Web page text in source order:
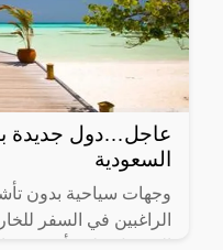
عاجل…دول جديدة
السعودية
وجهات سياحية بدون
الراغبين في السفر